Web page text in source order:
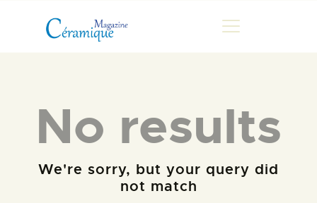
MAGAZINE
CHRONIQUES DE LUC
HISTOIRE
LES ARTISTES
No results
We're sorry, but your query did
not match